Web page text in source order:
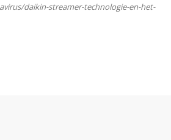
daikin-streamer-technologie-en-het-